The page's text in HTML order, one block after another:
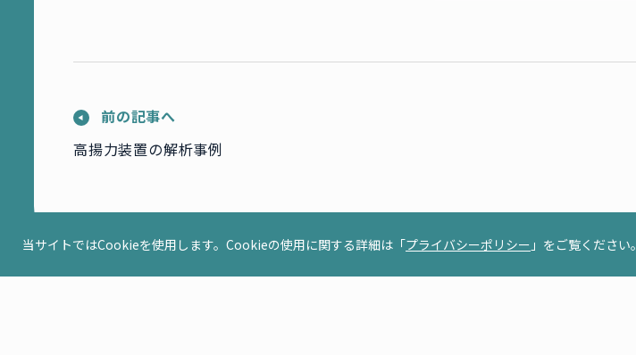
前の記事へ
高揚力装置の解析事例
当サイトではCookieを使用します。Cookieの使用に関する詳細は「プライバシーポリシー 」をご覧ください。